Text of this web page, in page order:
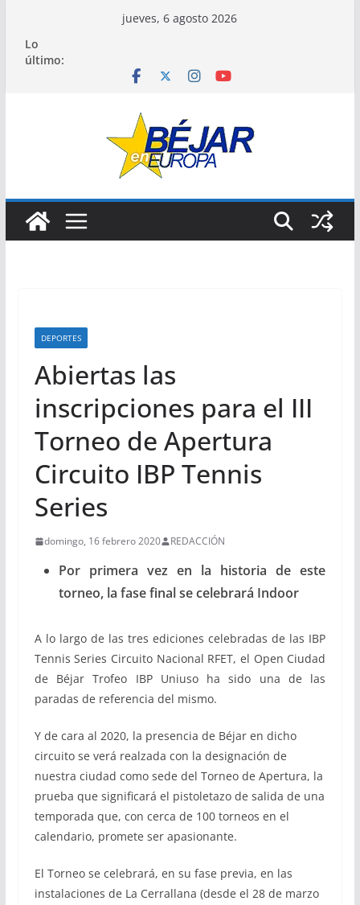
contenido
jueves, 6 agosto 2026
Lo
último:
DEPORTES
Abiertas las
inscripciones para el III
Torneo de Apertura
Circuito IBP Tennis
Series
domingo, 16 febrero 2020 REDACCIÓN
Por primera vez en la historia de este
torneo, la fase final se celebrará Indoor
A lo largo de las tres ediciones celebradas de las IBP
Tennis Series Circuito Nacional RFET, el Open Ciudad
de Béjar Trofeo IBP Uniuso ha sido una de las
paradas de referencia del mismo.
Y de cara al 2020, la presencia de Béjar en dicho
circuito se verá realzada con la designación de
nuestra ciudad como sede del Torneo de Apertura, la
prueba que significará el pistoletazo de salida de una
temporada que, con cerca de 100 torneos en el
calendario, promete ser apasionante.
El Torneo se celebrará, en su fase previa, en las
instalaciones de La Cerrallana (desde el 28 de marzo